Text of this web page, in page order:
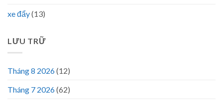
xe đẩy(13)
LƯU TRỮ
Tháng 8 2026(12)
Tháng 7 2026(62)